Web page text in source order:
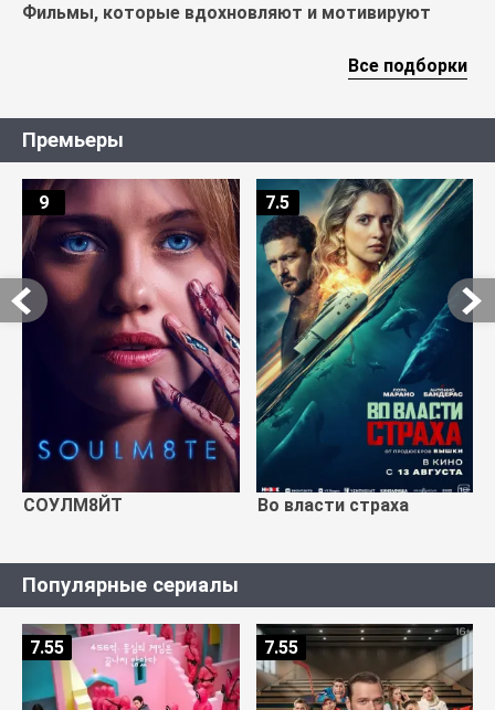
Фильмы, которые вдохновляют и мотивируют
Все подборки
Премьеры
СОУЛМ8ЙТ
9
Во власти страха
7.5
Популярные сериалы
7.55 7.55